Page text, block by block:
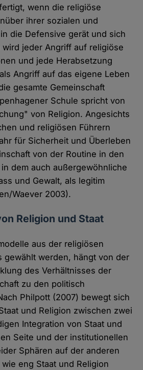
wenn die religiöse
ihrer sozialen und
die Defensive gerät und sich
jeder Angriff auf religiöse
und jede Herabsetzung
Angriff auf das eigene Leben
gesamte Gemeinschaft
Schule spricht von
von Religion. Angesichts
und religiösen Führern
für Sicherheit und Überleben
von der Routine in den
dem auch außergewöhnliche
und Gewalt, als legitim
Waever 2003).
Religion und Staat
aus der religiösen
gewählt werden, hängt von der
des Verhältnisses der
zu den politisch
Philpott (2007) bewegt sich
und Religion zwischen zwei
Integration von Staat und
Seite und der institutionellen
Sphären auf der anderen
eng Staat und Religion